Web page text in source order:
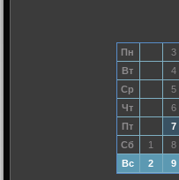
Пн 3
Вт
4
Ср
5
Чт
6
Пт
7
Сб
1 8
Вс
2 9